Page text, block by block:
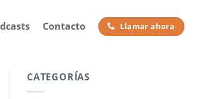
Contacto Llamar ahora
CATEGORÍAS